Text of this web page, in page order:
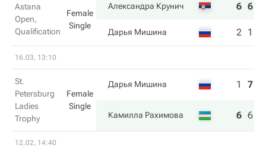
Astana
Open,
Qualification
Female
Single
Александра Крунич 6 6
Дарья Мишина 2 1
16.03, 13:10
St.
Petersburg
Ladies
Trophy
Female
Single
Дарья Мишина 1 7
Камилла Рахимова 6 6
12.02, 14:40